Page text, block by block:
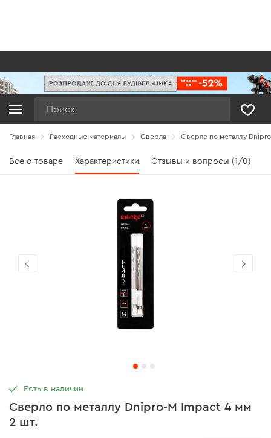
Главная Расходные материалы Сверла Сверло по металлу
Все о товаре Характеристики Отзывы и вопросы (1/0)
Сверло по металлу Dnipro-M Impact 4 мм
2 шт.
Есть в наличии